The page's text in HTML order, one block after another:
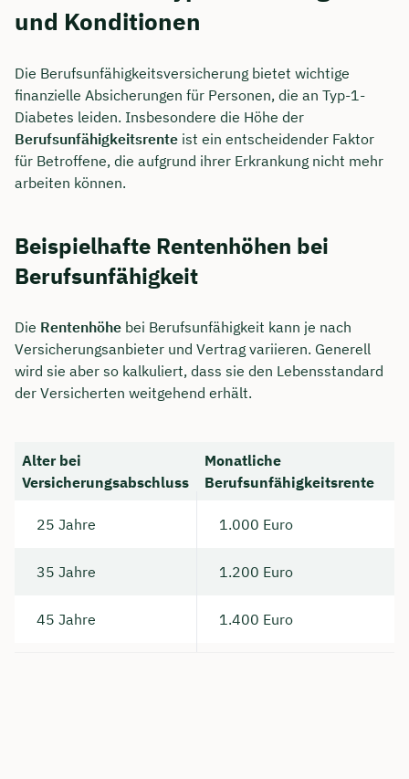
und Konditionen
Die Berufsunfähigkeitsversicherung bietet wichtige
finanzielle Absicherungen für Personen, die an Typ-1-
Diabetes leiden. Insbesondere die Höhe der
Berufsunfähigkeitsrente ist ein entscheidender Faktor
für Betroffene, die aufgrund ihrer Erkrankung nicht mehr
arbeiten können.
Beispielhafte Rentenhöhen bei
Berufsunfähigkeit
Die Rentenhöhe bei Berufsunfähigkeit kann je nach
Versicherungsanbieter und Vertrag variieren. Generell
wird sie aber so kalkuliert, dass sie den Lebensstandard
der Versicherten weitgehend erhält.
Alter bei
Versicherungsabschluss
Monatliche
Berufsunfähigkeitsrente
25 Jahre 1.000 Euro
35 Jahre 1.200 Euro
45 Jahre 1.400 Euro